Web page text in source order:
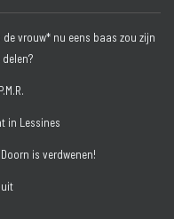
vrouw* nu eens baas zou zijn
in Lessines
is verdwenen!